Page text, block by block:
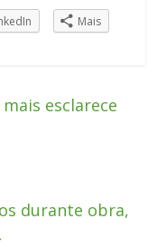
Mais
esclarece
durante obra,